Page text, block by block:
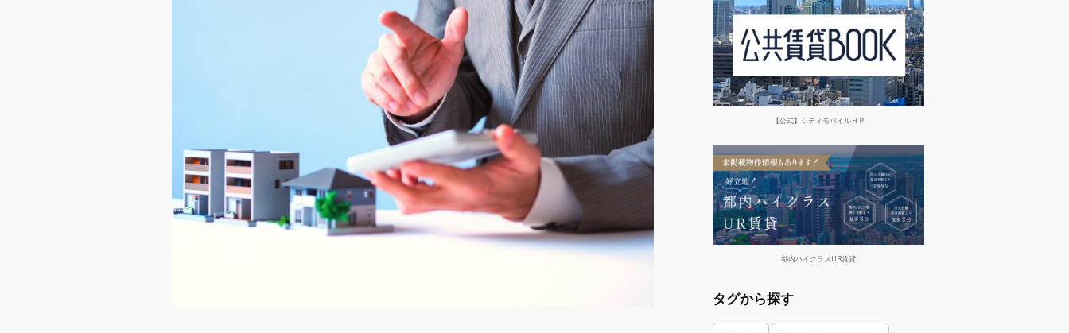
【公式】シティモバイルＨＰ
都内ハイクラスUR賃貸
タグから探す